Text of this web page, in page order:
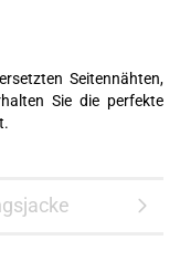
Seitennähten,
Sie die perfekte